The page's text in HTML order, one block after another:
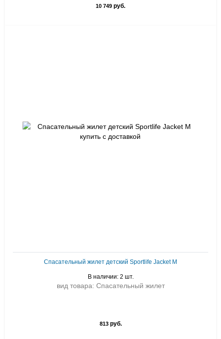
10 749 руб.
Спасательный жилет детский Sportlife Jacket M
В наличии: 2 шт.
вид товара: Спасательный жилет
813руб.